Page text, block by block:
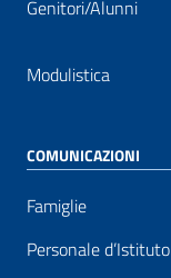
Genitori/Alunni
Modulistica
COMUNICAZIONI
Famiglie
Personale d’Istituto